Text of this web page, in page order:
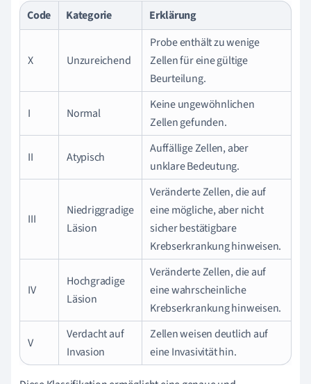
Code
Kategorie Erklärung
X Unzureichend
Probe enthält zu wenige
Zellen für eine gültige
Beurteilung.
I Normal
Keine ungewöhnlichen
Zellen gefunden.
II Atypisch
Auffällige Zellen, aber
unklare Bedeutung.
III
Niedriggradige
Läsion
Veränderte Zellen, die auf
eine mögliche, aber nicht
sicher bestätigbare
Krebserkrankung hinweisen.
IV
Hochgradige
Läsion
Veränderte Zellen, die auf
eine wahrscheinliche
Krebserkrankung hinweisen.
V
Verdacht auf
Invasion
Zellen weisen deutlich auf
eine Invasivität hin.